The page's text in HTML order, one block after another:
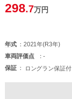
298.7万円
年式 2021年(R3年)
車両評価点 -
保証
ロングラン保証付